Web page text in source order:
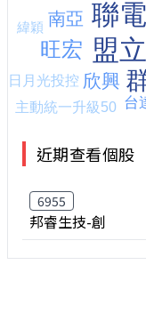
近期查看個股
6955
邦睿生技-創